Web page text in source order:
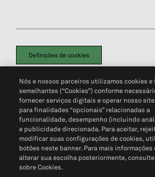
Definições de cookies
Política de PrivacidadePortal de privacidade do
Não Venda Minhas Informações Pessoais© 2026
Nós e nossos parceiros utilizamos cookies e
semelhantes (“Cookies”) conforme
fornecer serviços digitais e operar nosso
para finalidades “opcionais” relacionadas a
funcionalidade, desempenho (incluindo
e publicidade direcionada. Para aceitar,
modificar suas configurações de cookies,
botões neste banner. Para mais informações
alterar sua escolha posteriormente,
sobre Cookies.